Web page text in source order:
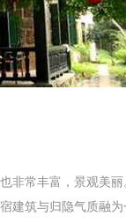
非常丰富，景观美
建筑与归隐气质融